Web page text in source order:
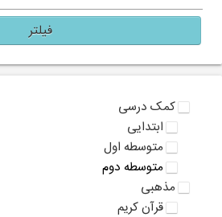
فیلتر
کمک درسی
ابتدایی
متوسطه اول
متوسطه دوم
مذهبی
قرآن کریم